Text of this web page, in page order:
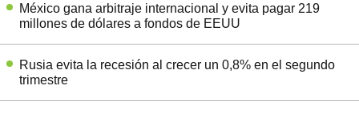
México gana arbitraje internacional y evita pagar 219
millones de dólares a fondos de EEUU
Rusia evita la recesión al crecer un 0,8% en el segundo
trimestre